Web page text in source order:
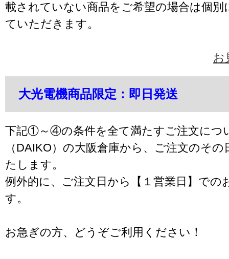
載されていない商品をご希望の場合は個別
ていただきます。
お
大光電機商品限定：即日発送
下記①～④の条件を全て満たすご注文につ
（DAIKO）の大阪倉庫から、ご注文のそ
たします。
例外的に、ご注文日から【１営業日】での
す。
お急ぎの方、どうぞご利用ください！